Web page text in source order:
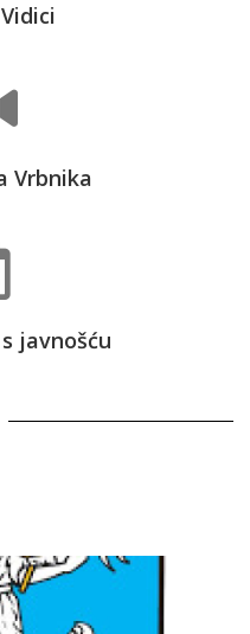
Vrbnika
javnošću